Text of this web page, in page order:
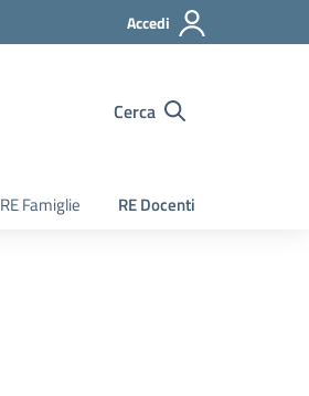
Accedi
Cerca
RE Famiglie RE Docenti